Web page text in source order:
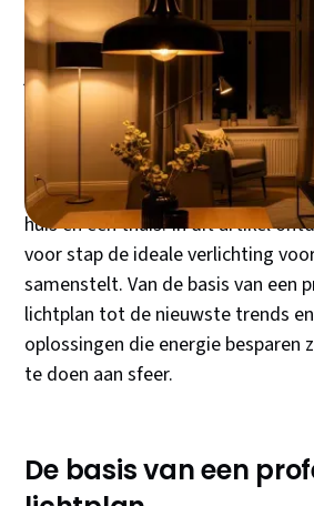
De verlichting in je woonkamer
goed je kunt zien, maar vooral
juiste licht transformeert een
warme, uitnodigende plek waar je
doorbrengt. Of je nu een
vrienden ontvangt voor het diner:
verlichtingscombinatie maakt het
huis en een thuis. In dit artikel
voor stap de ideale verlichting
samenstelt. Van de basis van een
lichtplan tot de nieuwste trends
oplossingen die energie besparen
te doen aan sfeer.
De basis van een